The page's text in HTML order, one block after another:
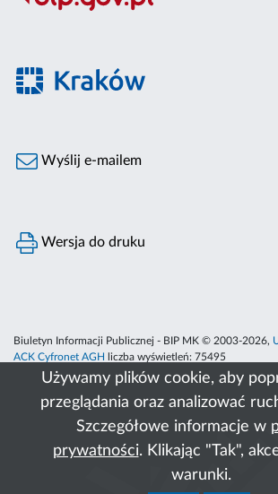
Używamy plików cookie, aby
przeglądania oraz analizować
Szczegółowe informacje w
prywatności. Klikając "Tak",
warunki.
Wyślij e-mailem
Wersja do druku
Biuletyn Informacji Publicznej - BIP MK © 2003-2026,
ACK Cyfronet AGH
liczba wyświetleń: 75495